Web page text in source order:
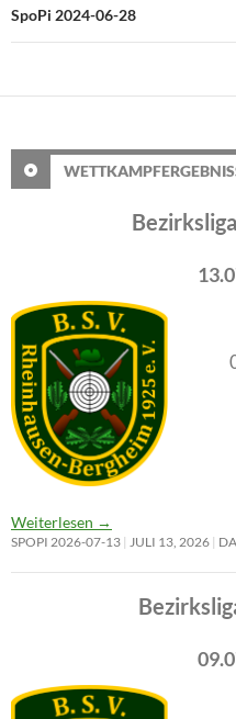
SpoPi 2024-06-28
Weiterlesen →
SPOPI 2026-07-13 JULI 13, 2026